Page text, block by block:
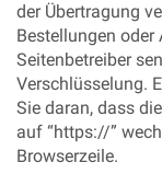
der Übertragung
Bestellungen oder
Seitenbetreiber
Verschlüsselung.
Sie daran, dass
auf “https://”
Browserzeile.